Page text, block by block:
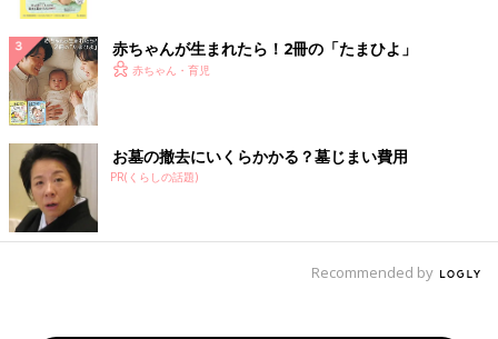
山碕家さん(@yamasaki0913)がシェアした投稿-2019年 5月月8日午前4時30分PDT
赤ちゃんが生まれたら！2冊の「たまひよ」
赤ちゃん・育児
お墓の撤去にいくらかかる？墓じまい費用
PR(くらしの話題)
Recommended by